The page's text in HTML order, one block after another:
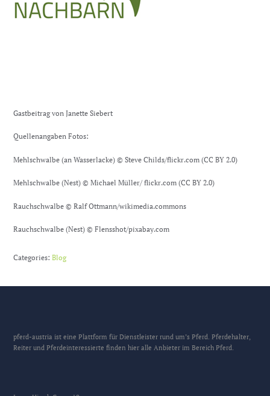
Gastbeitrag von Janette Siebert
Quellenangaben Fotos:
Mehlschwalbe (an Wasserlacke) © Steve Childs/flickr.com (CC BY 2.0)
Mehlschwalbe (Nest) © Michael Müller/ flickr.com (CC BY 2.0)
Rauchschwalbe © Ralf Ottmann/wikimedia.commons
Rauchschwalbe (Nest) © Flensshot/pixabay.com
Categories:Blog
pferd-austria ist eine Plattform für Dienstleister rund um’s Pferd. Pferdehalter,
Reiter und Pferdeinteressierte finden hier alle Anbieter im Bereich Pferd.